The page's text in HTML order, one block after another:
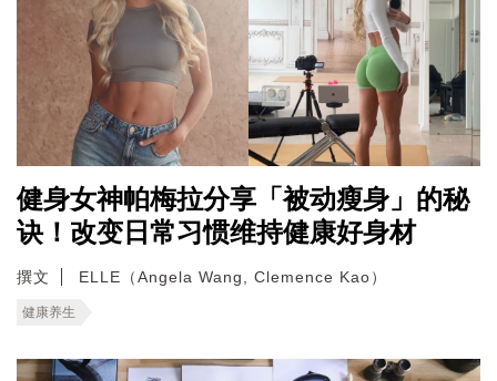
健身女神帕梅拉分享「被动瘦身」的秘
诀！改变日常习惯维持健康好身材
撰文 ELLE（Angela Wang, Clemence Kao）
健康养生